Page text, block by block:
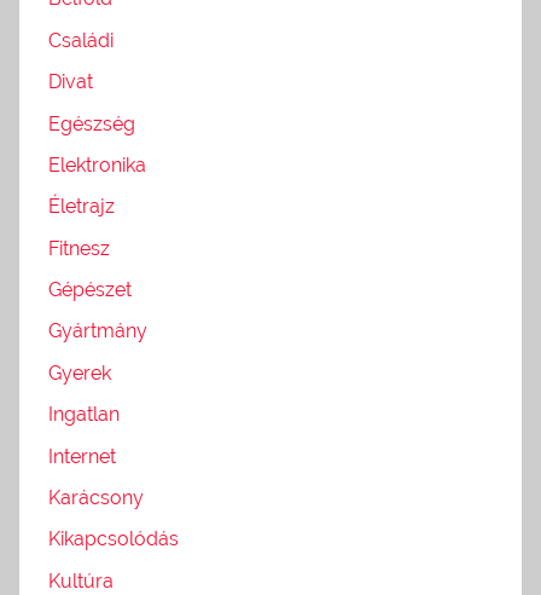
Családi
Divat
Egészség
Elektronika
Életrajz
Fitnesz
Gépészet
Gyártmány
Gyerek
Ingatlan
Internet
Karácsony
Kikapcsolódás
Kultúra